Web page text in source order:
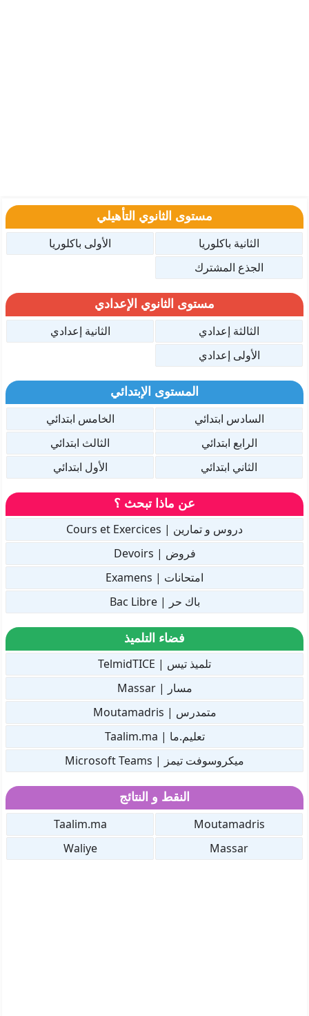
مستوى الثانوي التأهيلي
الثانية باكلوريا
الأولى باكلوريا
الجذع المشترك
مستوى الثانوي الإعدادي
الثالثة إعدادي
الثانية إعدادي
الأولى إعدادي
المستوى الإبتدائي
السادس ابتدائي
الخامس ابتدائي
الرابع ابتدائي
الثالث ابتدائي
الثاني ابتدائي
الأول ابتدائي
عن ماذا تبحث ؟
دروس و تمارين | Cours et Exercices
فروض | Devoirs
امتحانات | Examens
باك حر | Bac Libre
فضاء التلميذ
تلميذ تيس | TelmidTICE
مسار | Massar
متمدرس | Moutamadris
تعليم.ما | Taalim.ma
ميكروسوفت تيمز | Microsoft Teams
النقط و النتائج
Moutamadris
Taalim.ma
Massar
Waliye